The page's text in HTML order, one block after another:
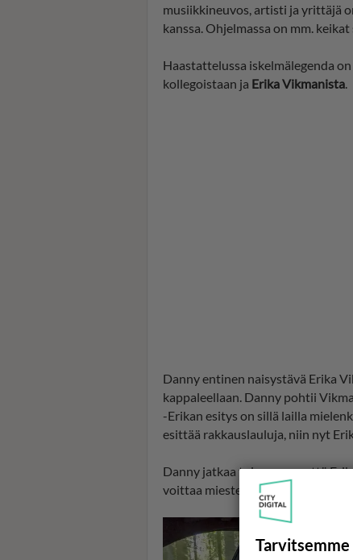
musiikkineuvos, artisti ja yrittäjä
kanssa. Ohjelmassa on mm.
Haastattelussa iskelmälegenda
kollegoistaan ja Erika Vikmanista
Danny entinen naisystävä Erika
kappaleellaan. Danny pohtii
-Erikan esitys on sillä lailla
esittää rakkauslauluja, niin nyt
Danny jatkaa toivovansa, että
voittaa miesten sarjan